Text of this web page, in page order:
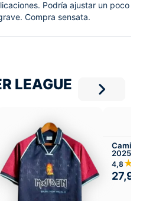
Podría ajustar un poco
Compra sensata.
LEAGUE
2025-
4,8
27,99